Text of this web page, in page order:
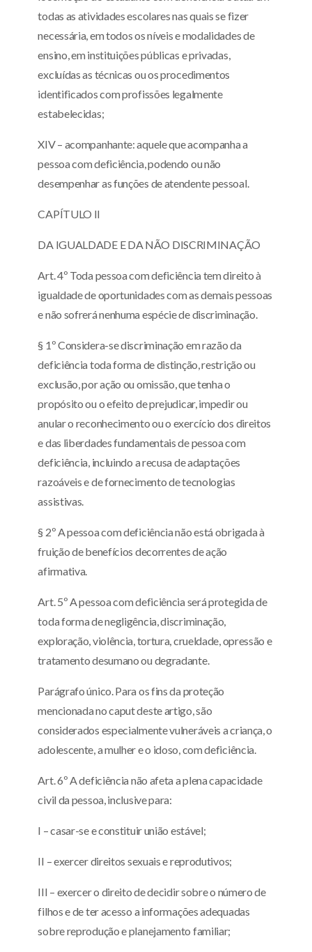
todas as atividades escolares nas quais se fizer
necessária, em todos os níveis e modalidades de
ensino, em instituições públicas e privadas,
excluídas as técnicas ou os procedimentos
identificados com profissões legalmente
estabelecidas;
XIV – acompanhante: aquele que acompanha a
pessoa com deficiência, podendo ou não
desempenhar as funções de atendente pessoal.
CAPÍTULO II
DA IGUALDADE E DA NÃO DISCRIMINAÇÃO
Art. 4º Toda pessoa com deficiência tem direito à
igualdade de oportunidades com as demais pessoas
e não sofrerá nenhuma espécie de discriminação.
§ 1º Considera-se discriminação em razão da
deficiência toda forma de distinção, restrição ou
exclusão, por ação ou omissão, que tenha o
propósito ou o efeito de prejudicar, impedir ou
anular o reconhecimento ou o exercício dos direitos
e das liberdades fundamentais de pessoa com
deficiência, incluindo a recusa de adaptações
razoáveis e de fornecimento de tecnologias
assistivas.
§ 2º A pessoa com deficiência não está obrigada à
fruição de benefícios decorrentes de ação
afirmativa.
Art. 5º A pessoa com deficiência será protegida de
toda forma de negligência, discriminação,
exploração, violência, tortura, crueldade, opressão e
tratamento desumano ou degradante.
Parágrafo único. Para os fins da proteção
mencionada no caput deste artigo, são
considerados especialmente vulneráveis a criança, o
adolescente, a mulher e o idoso, com deficiência.
Art. 6º A deficiência não afeta a plena capacidade
civil da pessoa, inclusive para:
I – casar-se e constituir união estável;
II – exercer direitos sexuais e reprodutivos;
III – exercer o direito de decidir sobre o número de
filhos e de ter acesso a informações adequadas
sobre reprodução e planejamento familiar;